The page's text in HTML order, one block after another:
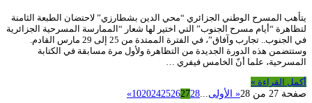
يتأهب المسرح الوطني الجزائري “محي الدين بشطارزي” لاحتضان الطبعة الثامنة
لتظاهرة “أيام مسرح الجنوب” التي اختير لها شعار “الممارسة المسرحية الجزائرية
في الجنوب.. تجارب وآفاق”، في الفترة الممتدة من 25 إلى 29 مارس القادم.
وستتضمن هذه الدورة الجديدة من التظاهرة ولأول مرة مسابقة في الكتابة
المسرحية، علما أنّ الخامس فيفري …
أكمل القراءة »
صفحة 27 من 28
« الأولى...
10202425262728
»